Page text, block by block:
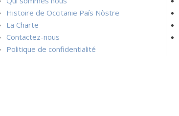
Histoire de Occitanie País Nòstre
La Charte
Contactez-nous
Politique de confidentialité